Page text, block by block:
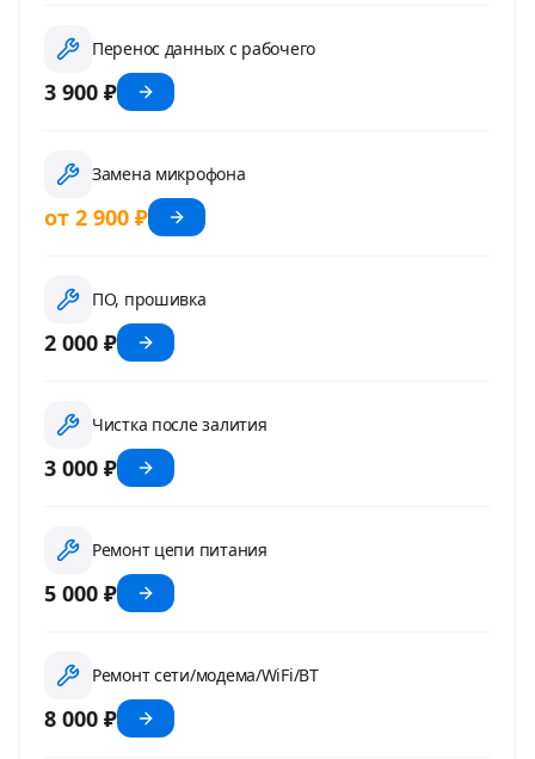
Перенос данных с рабочего
3 900 ₽
Замена микрофона
от 2 900 ₽
ПО, прошивка
2 000 ₽
Чистка после залития
3 000 ₽
Ремонт цепи питания
5 000 ₽
Ремонт сети/модема/WiFi/BT
8 000 ₽